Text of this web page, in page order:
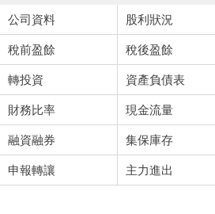
公司資料 股利狀況
稅前盈餘 稅後盈餘
轉投資 資產負債表
財務比率 現金流量
融資融券 集保庫存
申報轉讓 主力進出